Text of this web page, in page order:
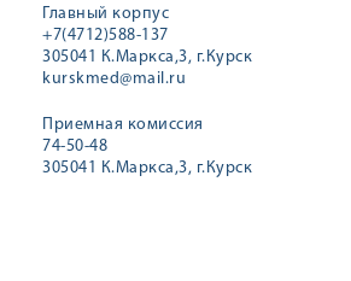
Главный корпус
+7(4712)588-137
305041 К.Маркса,3, г.Курск
kurskmed@mail.ru
Приемная комиссия
74-50-48
305041 К.Маркса,3, г.Курск